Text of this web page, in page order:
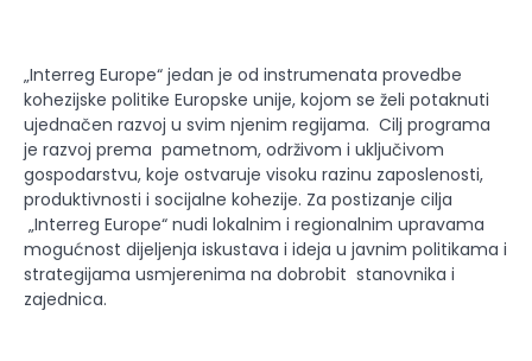
„Interreg Europe“ jedan je od instrumenata provedbe
kohezijske politike Europske unije, kojom se želi potaknuti
ujednačen razvoj u svim njenim regijama. Cilj programa
je razvoj prema pametnom, održivom i uključivom
gospodarstvu, koje ostvaruje visoku razinu zaposlenosti,
produktivnosti i socijalne kohezije. Za postizanje cilja
„Interreg Europe“ nudi lokalnim i regionalnim upravama
mogućnost dijeljenja iskustava i ideja u javnim politikama i
strategijama usmjerenima na dobrobit stanovnika i
zajednica.